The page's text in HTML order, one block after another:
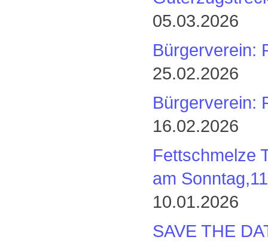
05.03.2026
Bürgerverein:
25.02.2026
Bürgerverein:
16.02.2026
Fettschmelze
am
10.01.2026
SAVE THE